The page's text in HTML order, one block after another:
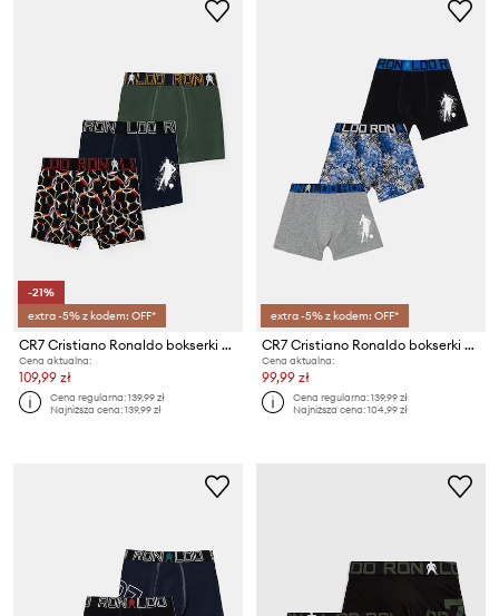
-21%
extra -5% z kodem: OFF*
CR7 Cristiano Ronaldo bokserki dziecięce 3-pack
Cena aktualna:
109,99 zł
Cena regularna:139,99 zł
Najniższa cena:139,99 zł
extra -5% z kodem: OFF*
CR7 Cristiano Ronaldo bokserki dziecięce 3-pack
Cena aktualna:
99,99 zł
Cena regularna:139,99 zł
Najniższa cena:104,99 zł